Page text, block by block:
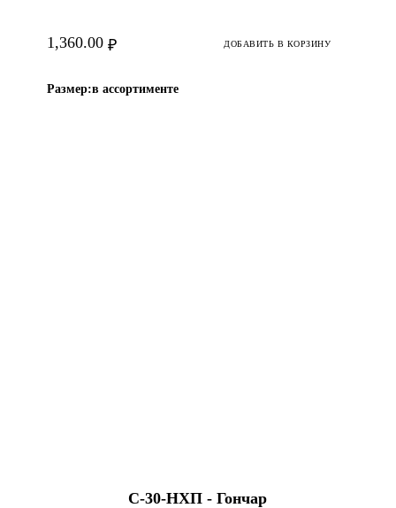
₽
1,360.00 ДОБАВИТЬ В КОРЗИНУ
Размер:в ассортименте
С-30-HХП - Гончар